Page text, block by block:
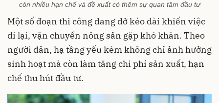
còn nhiều hạn chế và đề xuất có thêm sự quan tâm đầu tư
Một số đoạn thi công dang dở kéo dài khiến việc
đi lại, vận chuyển nông sản gặp khó khăn. Theo
người dân, hạ tầng yếu kém không chỉ ảnh hưởng
sinh hoạt mà còn làm tăng chi phí sản xuất, hạn
chế thu hút đầu tư.